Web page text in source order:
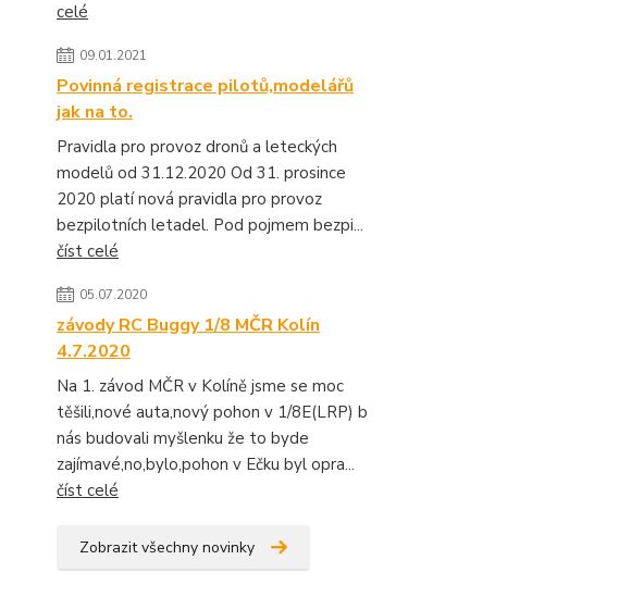
celé
09.01.2021
Povinná registrace pilotů,modelářů
jak na to.
Pravidla pro provoz dronů a leteckých
modelů od 31.12.2020 Od 31. prosince
2020 platí nová pravidla pro provoz
bezpilotních letadel. Pod pojmem bezpi...
číst celé
05.07.2020
závody RC Buggy 1/8 MČR Kolín
4.7.2020
Na 1. závod MČR v Kolíně jsme se moc
těšili,nové auta,nový pohon v 1/8E(LRP) b
nás budovali myšlenku že to byde
zajímavé,no,bylo,pohon v Ečku byl opra...
číst celé
Zobrazit všechny novinky